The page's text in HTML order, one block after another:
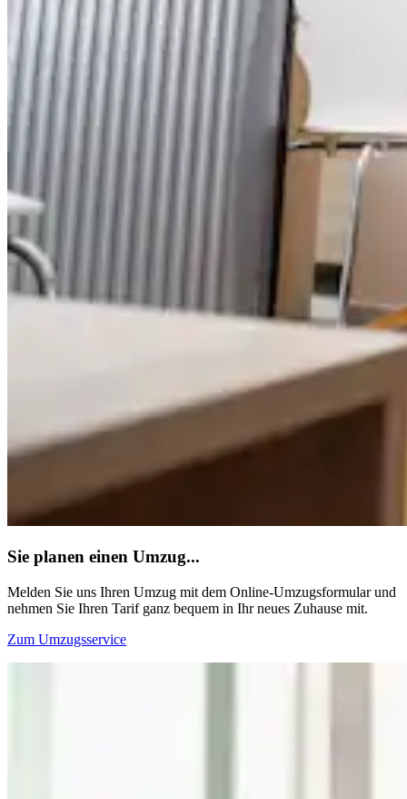
Sie planen einen Umzug...
Melden Sie uns Ihren Umzug mit dem Online-Umzugsformular und
nehmen Sie Ihren Tarif ganz bequem in Ihr neues Zuhause mit.
Zum Umzugsservice